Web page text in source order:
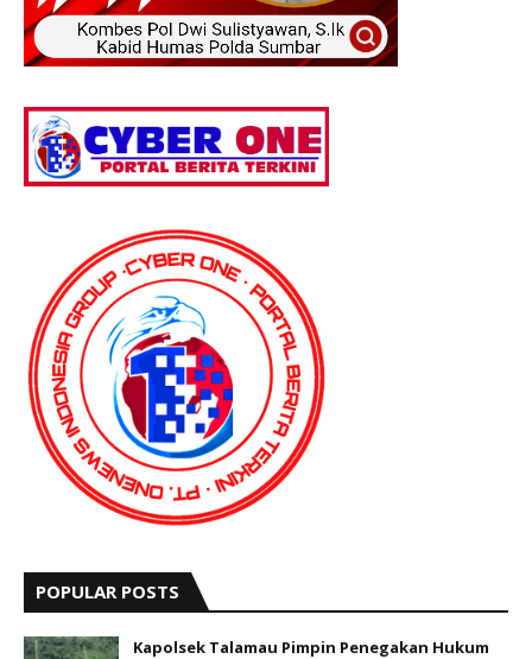
POPULAR POSTS
Kapolsek Talamau Pimpin Penegakan Hukum